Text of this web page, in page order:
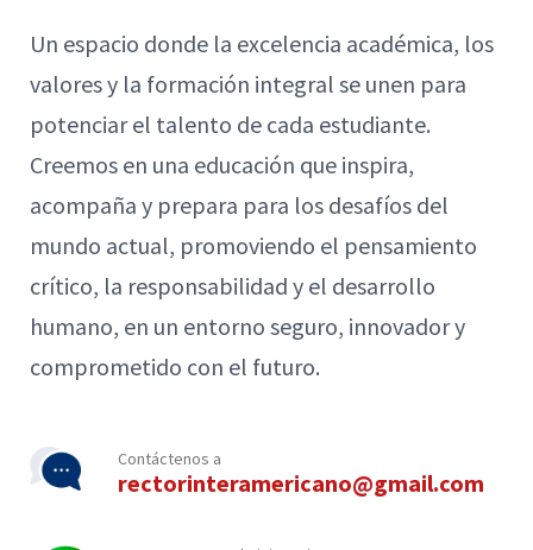
Un espacio donde la excelencia académica, los
valores y la formación integral se unen para
potenciar el talento de cada estudiante.
Creemos en una educación que inspira,
acompaña y prepara para los desafíos del
mundo actual, promoviendo el pensamiento
crítico, la responsabilidad y el desarrollo
humano, en un entorno seguro, innovador y
comprometido con el futuro.
Contáctenos a
rectorinteramericano@gmail.com